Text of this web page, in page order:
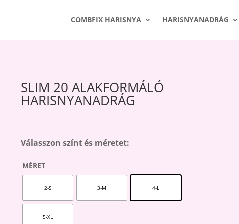
COMBFIX HARISNYA HARISNYANADRÁG
SLIM 20 ALAKFORMÁLÓ
HARISNYANADRÁG
Válasszon színt és méretet:
MÉRET
2-S 3-M 4-L
5-XL